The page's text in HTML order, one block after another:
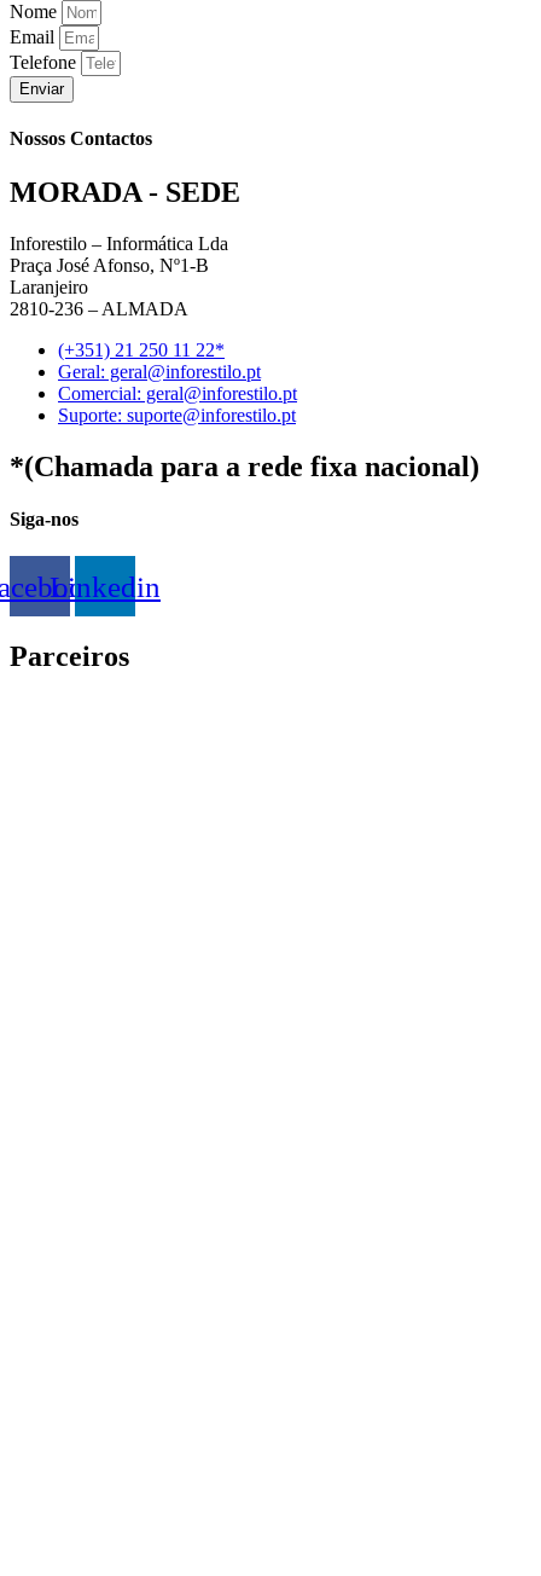
Nome
Email
Telefone
Enviar
Nossos Contactos
MORADA - SEDE
Inforestilo – Informática Lda
Praça José Afonso, Nº1-B
Laranjeiro
2810-236 – ALMADA
(+351) 21 250 11 22*
Geral: geral@inforestilo.pt
Comercial: geral@inforestilo.pt
Suporte: suporte@inforestilo.pt
*(Chamada para a rede fixa nacional)
Siga-nos
Linkedin
Parceiros